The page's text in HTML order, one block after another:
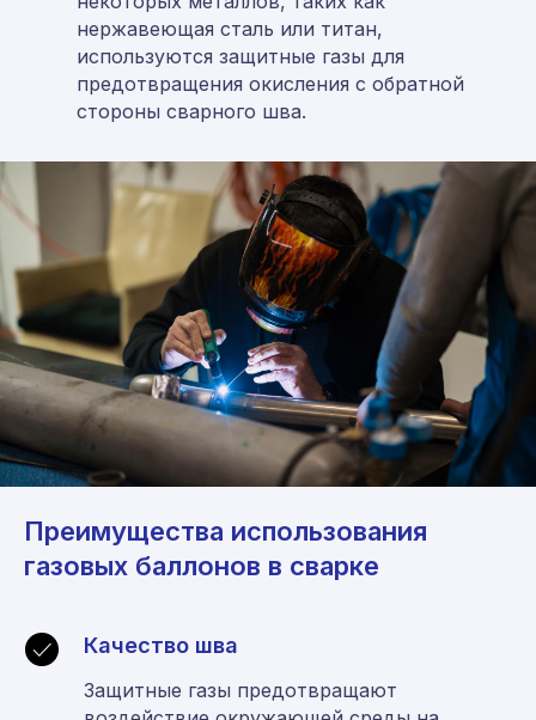
нержавеющая сталь или титан,
используются защитные газы для
предотвращения окисления с обратной
стороны сварного шва.
Преимущества использования
газовых баллонов в сварке
Качество шва
Защитные газы предотвращают